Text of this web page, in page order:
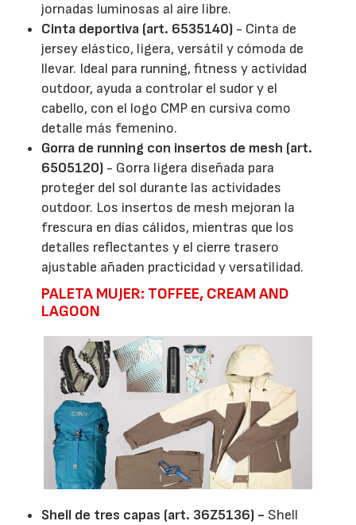
jornadas luminosas al aire libre.
Cinta deportiva (art. 6535140) - Cinta de
jersey elástico, ligera, versátil y cómoda de
llevar. Ideal para running, fitness y actividad
outdoor, ayuda a controlar el sudor y el
cabello, con el logo CMP en cursiva como
detalle más femenino.
Gorra de running con insertos de mesh (art.
6505120) - Gorra ligera diseñada para
proteger del sol durante las actividades
outdoor. Los insertos de mesh mejoran la
frescura en días cálidos, mientras que los
detalles reflectantes y el cierre trasero
ajustable añaden practicidad y versatilidad.
PALETA MUJER: TOFFEE, CREAM AND
LAGOON
Shell de tres capas (art. 36Z5136) - Shell